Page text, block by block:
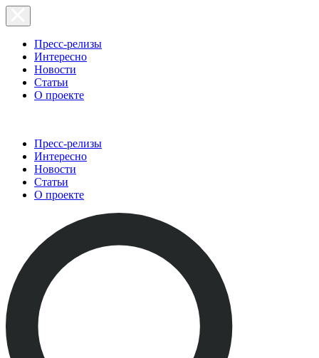
Пресс-релизы
Интересно
Новости
Статьи
О проекте
Пресс-релизы
Интересно
Новости
Статьи
О проекте